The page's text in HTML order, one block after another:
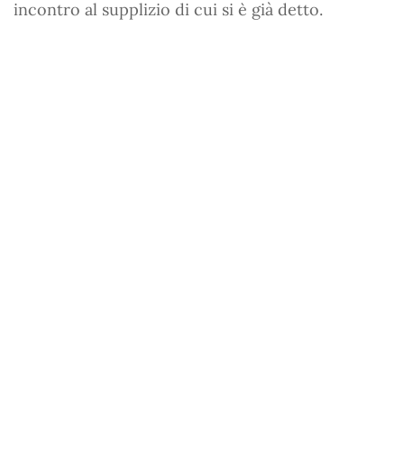
incontro al supplizio di cui si è già detto.